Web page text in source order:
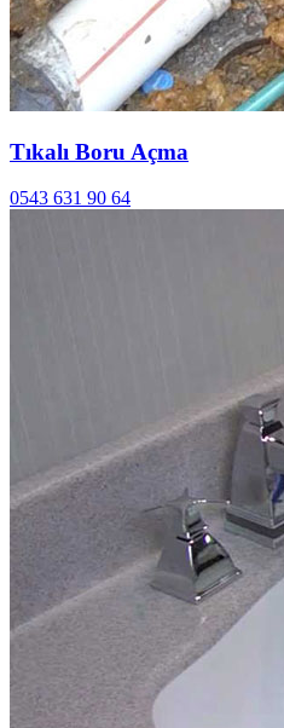
Tıkalı Boru Açma
0543 631 90 64